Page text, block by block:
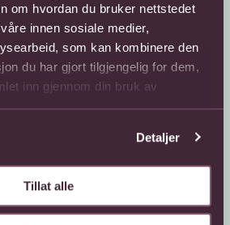
om hvordan du bruker nettstedet
innen sosiale medier,
som kan kombinere den
du har gjort tilgjengelig for dem,
inn gjennom din bruk av
Detaljer
Tillat alle
Sende blomster
800 40 400
Mandag - fredag
utlandet
Gavekort
Interflora +